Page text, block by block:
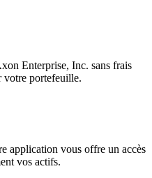
Enterprise, Inc. sans frais
votre portefeuille.
application vous offre un accès
vos actifs.